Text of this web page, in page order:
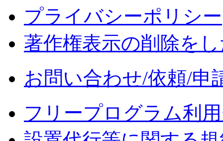
プライバシーポリシー
著作権表示の削除を
お問い合わせ/依頼/申
フリープログラム利